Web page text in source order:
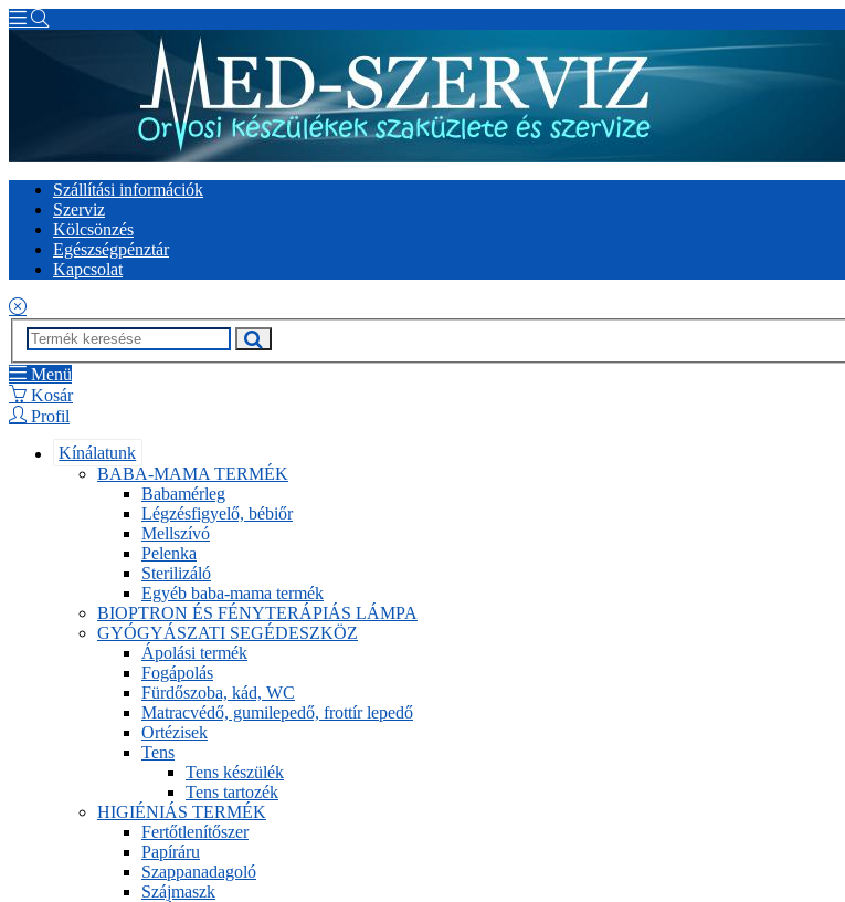
Szállítási információk
Szerviz
Kölcsönzés
Egészségpénztár
Kapcsolat
Menü
Kosár
Profil
Kínálatunk
BABA-MAMA TERMÉK
Babamérleg
Légzésfigyelő, bébiőr
Mellszívó
Pelenka
Sterilizáló
Egyéb baba-mama termék
BIOPTRON ÉS FÉNYTERÁPIÁS LÁMPA
GYÓGYÁSZATI SEGÉDESZKÖZ
Ápolási termék
Fogápolás
Fürdőszoba, kád, WC
Matracvédő, gumilepedő, frottír lepedő
Ortézisek
Tens
Tens készülék
Tens tartozék
HIGIÉNIÁS TERMÉK
Fertőtlenítőszer
Papíráru
Szappanadagoló
Szájmaszk